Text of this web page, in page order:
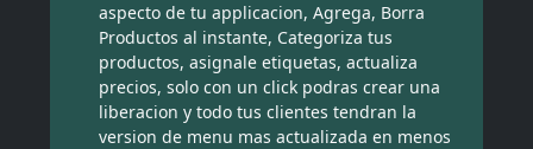
aspecto de tu applicacion, Agrega, Borra
Productos al instante, Categoriza tus
productos, asignale etiquetas, actualiza
precios, solo con un click podras crear una
liberacion y todo tus clientes tendran la
version de menu mas actualizada en menos